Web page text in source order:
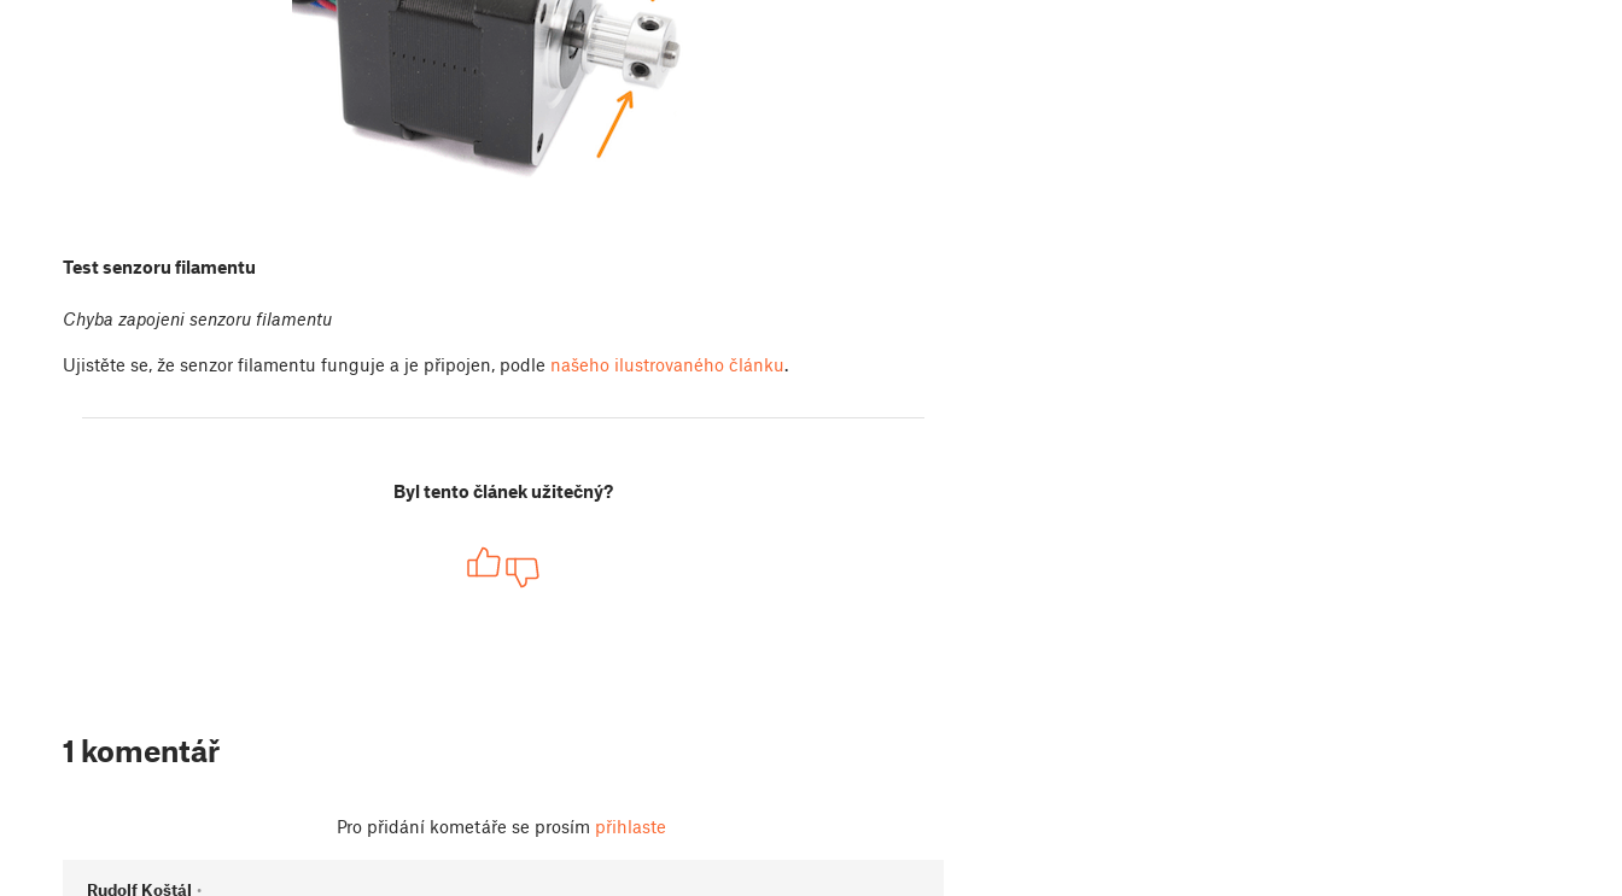
Test senzoru filamentu
Chyba zapojeni senzoru filamentu
Ujistěte se, že senzor filamentu funguje a je připojen, podle našeho ilustrovaného článku.
Byl tento článek užitečný?
1 komentář
Pro přidání kometáře se prosím přihlaste
Rudolf Koštál •